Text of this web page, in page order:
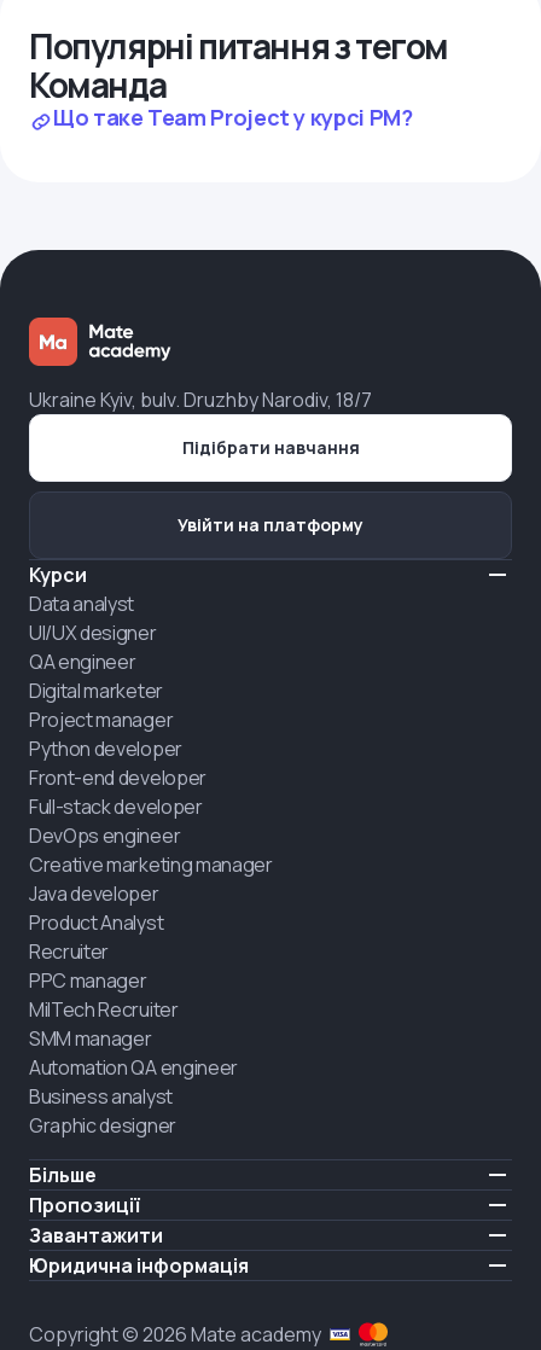
Популярні питання з тегом
Команда
Що таке Team Project у курсі PM?
Ukraine Kyiv, bulv. Druzhby Narodiv, 18/7
Курси
Data analyst
UI/UX designer
QA engineer
Digital marketer
Project manager
Python developer
Front-end developer
Full-stack developer
DevOps engineer
Creative marketing manager
Java developer
Product Analyst
Recruiter
PPC manager
MilTech Recruiter
SMM manager
Automation QA engineer
Business analyst
Graphic designer
Більше
Ціни
Відгуки
Про нас
Пропозиції
IT для ветеранів
Найняти випускника
Навчання повного дня
Завантажити
iOS
Юридична інформація
Політика конфіденційності
Підібрати навчання
Увійти на платформу
Copyright © 2026 Mate academy